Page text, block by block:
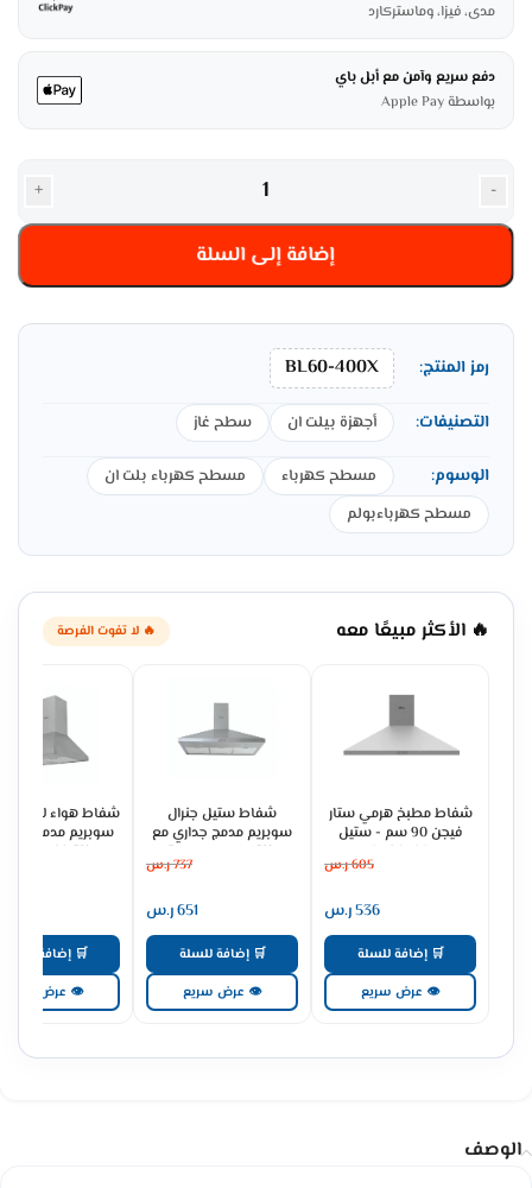
مدى، فيزا، وماستركارد
دفع سريع وآمن مع أبل باي
بواسطة Apple Pay
-
+
إضافة إلى السلة
رمز المنتج: BL60-400X
التصنيفات: أجهزة بيلت ان سطح غاز
الوسوم: مسطح كهرباء
مسطح كهرباء بلت ان
مسطح كهرباءبولم
🔥 الأكثر مبيعًا معه 🔥 لا تفوت الفرصة
شفاط مطبخ هرمي ستار
فيجن 90 سم - ستيل
SV90PSS
605ر.س
536ر.س
🛒 إضافة للسلة
👁 عرض سريع
شفاط ستيل جنرال
سوبريم مدمج جداري مع
مدخنة 3 سرعات - ستيل
GSCH90FS
737ر.س
651ر.س
🛒 إضافة للسلة
👁 عرض سريع
شفاط هواء للمطبخ
سوبريم مدمج
🛒 إضافة للسلة
👁 عرض سريع
الوصف